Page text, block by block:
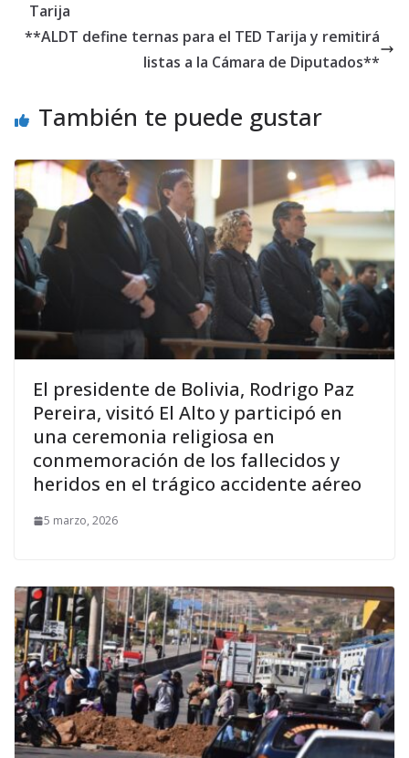
Tarija
**ALDT define ternas para el TED Tarija y remitirá
listas a la Cámara de Diputados**
También te puede gustar
El presidente de Bolivia, Rodrigo Paz
Pereira, visitó El Alto y participó en
una ceremonia religiosa en
conmemoración de los fallecidos y
heridos en el trágico accidente aéreo
5 marzo, 2026